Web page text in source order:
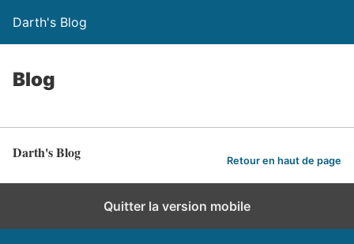
Darth's Blog
Blog
Darth's Blog Retour en haut de page
Quitter la version mobile